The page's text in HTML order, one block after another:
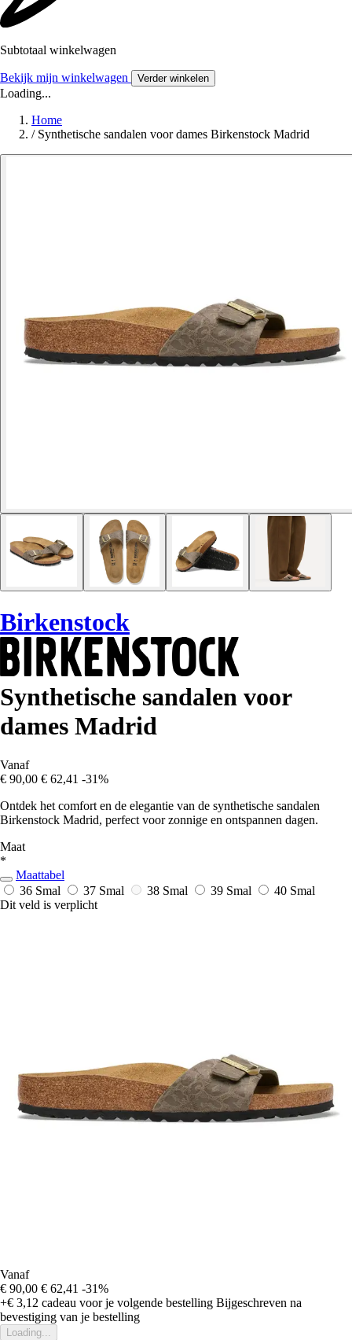
Subtotaal winkelwagen
Bekijk mijn winkelwagen Verder winkelen
Loading...
Home
/ Synthetische sandalen voor dames Birkenstock Madrid
Birkenstock
Synthetische sandalen voor
dames Madrid
Vanaf
€ 90,00 € 62,41 -31%
Ontdek het comfort en de elegantie van de synthetische sandalen
Birkenstock Madrid, perfect voor zonnige en ontspannen dagen.
Maat
*
Maattabel
36 Smal
37 Smal 38 Smal 39 Smal
40 Smal
Dit veld is verplicht
Vanaf
€ 90,00 € 62,41 -31%
+€ 3,12 cadeau voor je volgende bestelling Bijgeschreven na
bevestiging van je bestelling
Loading...